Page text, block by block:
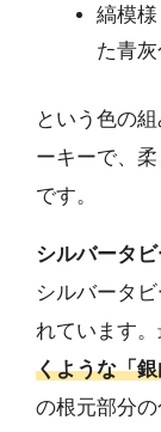
縞模
た青灰
という色の
ーキーで、
です。
シルバータ
シルバータ
れています。
くような「
の根元部分